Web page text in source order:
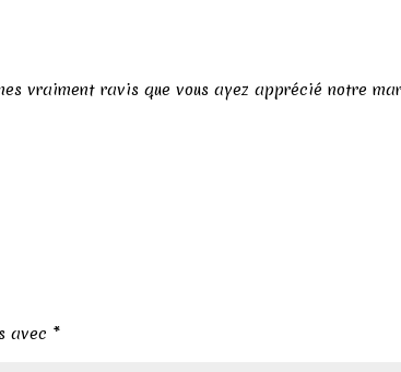
vraiment ravis que vous ayez apprécié notre
avec *